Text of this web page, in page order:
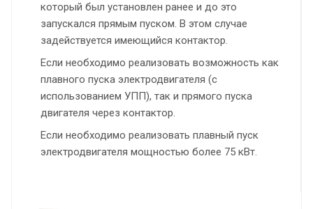
который был установлен ранее и до это
запускался прямым пуском. В этом случае
задействуется имеющийся контактор.
Если необходимо реализовать возможность как
плавного пуска электродвигателя (с
использованием УПП), так и прямого пуска
двигателя через контактор.
Если необходимо реализовать плавный пуск
электродвигателя мощностью более 75 кВт.